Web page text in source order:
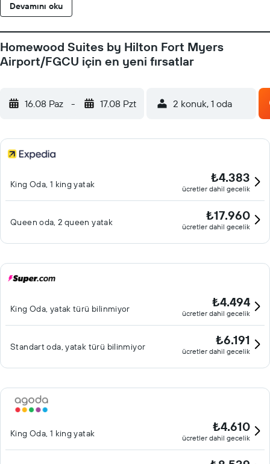
Devamını oku
Homewood Suites by Hilton Fort Myers
Airport/FGCU için en yeni fırsatlar
16.08 Paz - 17.08 Pzt 2 konuk, 1 oda
King Oda, 1 king yatak ₺4.383
ücretler dahil gecelik
Queen oda, 2 queen yatak ₺17.960
ücretler dahil gecelik
King Oda, yatak türü bilinmiyor ₺4.494
ücretler dahil gecelik
Standart oda, yatak türü bilinmiyor ₺6.191
ücretler dahil gecelik
King Oda, 1 king yatak ₺4.610
ücretler dahil gecelik